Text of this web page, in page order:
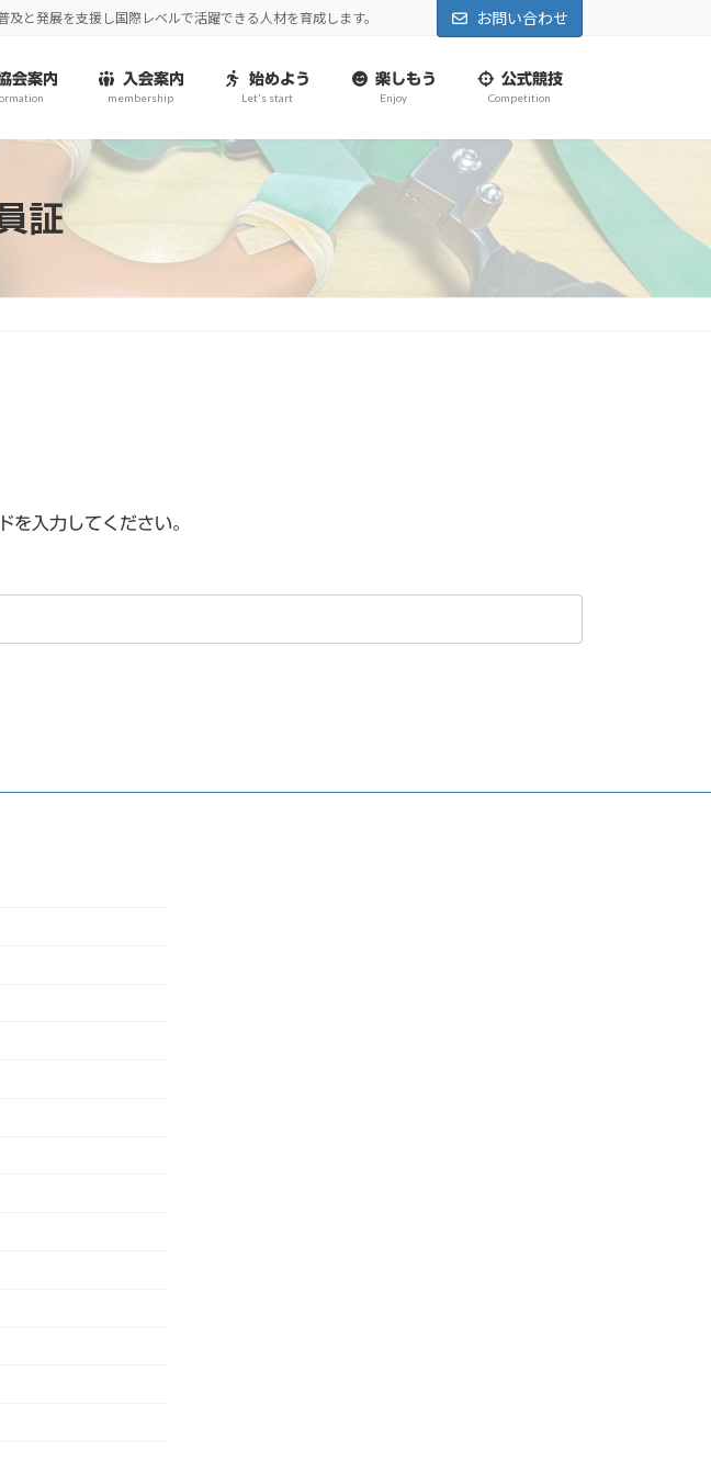
と発展を支援し国際レベルで活躍できる人材を育成します。 お問い合わせ
会案内 入会案内
membership
始めよう
Let's start
楽しもう
Enjoy
公式競技
Competition
証
を入力してください。